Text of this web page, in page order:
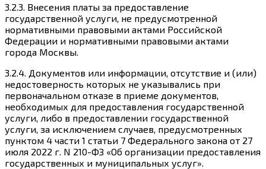
3.2.3. Внесения платы за предоставление
государственной услуги, не предусмотренной
нормативными правовыми актами Российской
Федерации и нормативными правовыми актами
города Москвы.
3.2.4. Документов или информации, отсутствие и (или)
недостоверность которых не указывались при
первоначальном отказе в приеме документов,
необходимых для предоставления государственной
услуги, либо в предоставлении государственной
услуги, за исключением случаев, предусмотренных
пунктом 4 части 1 статьи 7 Федерального закона от 27
июля 2022 г. N 210-ФЗ «Об организации предоставления
государственных и муниципальных услуг».